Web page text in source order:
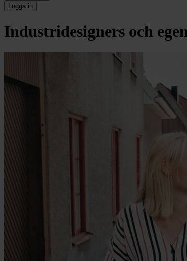
Logga in
Industridesigners och